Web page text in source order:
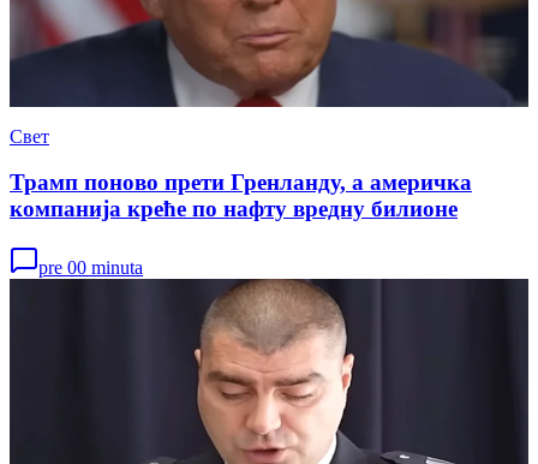
Свет
Трамп поново прети Гренланду, а америчка
компанија креће по нафту вредну билионе
pre 00 minuta